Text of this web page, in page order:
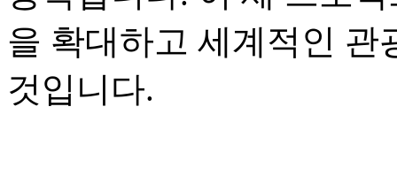
을 확대하고 세계적인 관
것입니다.